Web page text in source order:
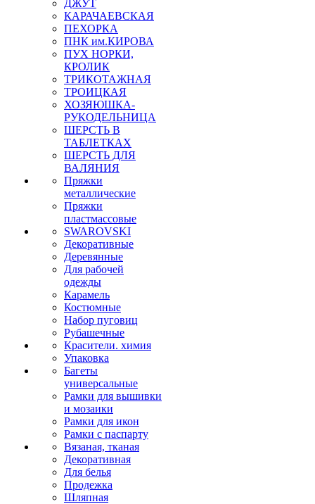
ДЖУТ
КАРАЧАЕВСКАЯ
ПЕХОРКА
ПНК им.КИРОВА
ПУХ НОРКИ,
КРОЛИК
ТРИКОТАЖНАЯ
ТРОИЦКАЯ
ХОЗЯЮШКА-
РУКОДЕЛЬНИЦА
ШЕРСТЬ В
ТАБЛЕТКАХ
ШЕРСТЬ ДЛЯ
ВАЛЯНИЯ
Пряжки
металлические
Пряжки
пластмассовые
SWAROVSKI
Декоративные
Деревянные
Для рабочей
одежды
Карамель
Костюмные
Набор пуговиц
Рубашечные
Красители. химия
Упаковка
Багеты
универсальные
Рамки для вышивки
и мозаики
Рамки для икон
Рамки с паспарту
Вязаная, тканая
Декоративная
Для белья
Продежка
Шляпная